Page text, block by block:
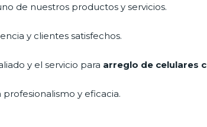
de nuestros productos y servicios.
y clientes satisfechos.
y el servicio para arreglo de celulares
y eficacia.